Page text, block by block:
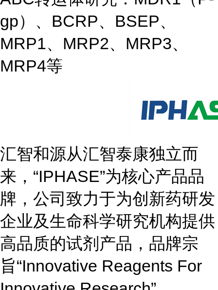
gp）、BCRP、BSEP、
MRP1、MRP2、MRP3、
MRP4等
汇智和源从汇智泰康独立而
来，“IPHASE”为核心产品品
牌，公司致力于为创新药研发
企业及生命科学研究机构提供
高品质的试剂产品，品牌宗
旨“Innovative Reagents For